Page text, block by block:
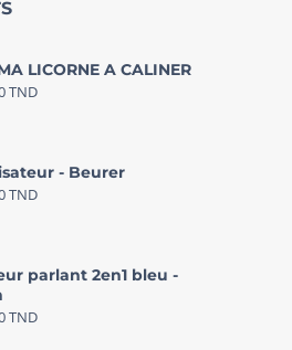
LICORNE A CALINER
TND
- Beurer
TND
parlant 2en1 bleu -
TND